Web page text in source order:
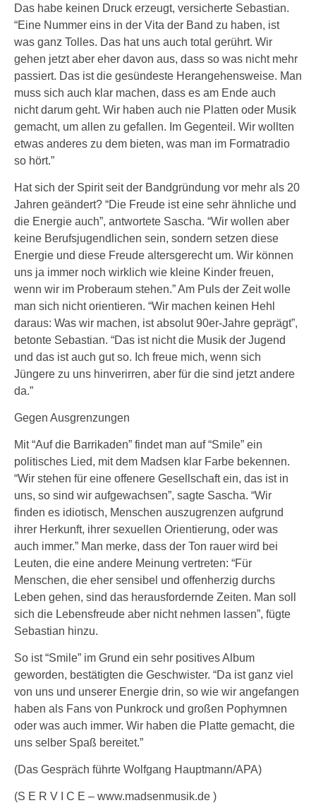
Das habe keinen Druck erzeugt, versicherte Sebastian.
“Eine Nummer eins in der Vita der Band zu haben, ist
was ganz Tolles. Das hat uns auch total gerührt. Wir
gehen jetzt aber eher davon aus, dass so was nicht mehr
passiert. Das ist die gesündeste Herangehensweise. Man
muss sich auch klar machen, dass es am Ende auch
nicht darum geht. Wir haben auch nie Platten oder Musik
gemacht, um allen zu gefallen. Im Gegenteil. Wir wollten
etwas anderes zu dem bieten, was man im Formatradio
so hört.”
Hat sich der Spirit seit der Bandgründung vor mehr als 20
Jahren geändert? “Die Freude ist eine sehr ähnliche und
die Energie auch”, antwortete Sascha. “Wir wollen aber
keine Berufsjugendlichen sein, sondern setzen diese
Energie und diese Freude altersgerecht um. Wir können
uns ja immer noch wirklich wie kleine Kinder freuen,
wenn wir im Proberaum stehen.” Am Puls der Zeit wolle
man sich nicht orientieren. “Wir machen keinen Hehl
daraus: Was wir machen, ist absolut 90er-Jahre geprägt”,
betonte Sebastian. “Das ist nicht die Musik der Jugend
und das ist auch gut so. Ich freue mich, wenn sich
Jüngere zu uns hinverirren, aber für die sind jetzt andere
da.”
Gegen Ausgrenzungen
Mit “Auf die Barrikaden” findet man auf “Smile” ein
politisches Lied, mit dem Madsen klar Farbe bekennen.
“Wir stehen für eine offenere Gesellschaft ein, das ist in
uns, so sind wir aufgewachsen”, sagte Sascha. “Wir
finden es idiotisch, Menschen auszugrenzen aufgrund
ihrer Herkunft, ihrer sexuellen Orientierung, oder was
auch immer.” Man merke, dass der Ton rauer wird bei
Leuten, die eine andere Meinung vertreten: “Für
Menschen, die eher sensibel und offenherzig durchs
Leben gehen, sind das herausfordernde Zeiten. Man soll
sich die Lebensfreude aber nicht nehmen lassen”, fügte
Sebastian hinzu.
So ist “Smile” im Grund ein sehr positives Album
geworden, bestätigten die Geschwister. “Da ist ganz viel
von uns und unserer Energie drin, so wie wir angefangen
haben als Fans von Punkrock und großen Pophymnen
oder was auch immer. Wir haben die Platte gemacht, die
uns selber Spaß bereitet.”
(Das Gespräch führte Wolfgang Hauptmann/APA)
(S E R V I C E – www.madsenmusik.de )